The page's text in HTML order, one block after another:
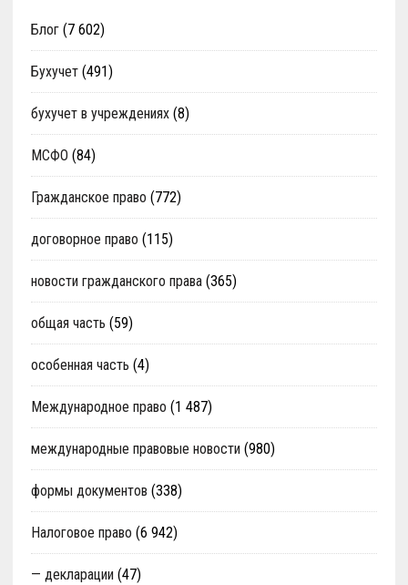
Блог(7 602)
Бухучет(491)
бухучет в учреждениях(8)
МСФО (84)
Гражданское право (772)
договорное право (115)
новости гражданского права(365)
общая часть (59)
особенная часть (4)
Международное право (1 487)
международные правовые новости (980)
формы документов (338)
Налоговое право (6 942)
— декларации (47)